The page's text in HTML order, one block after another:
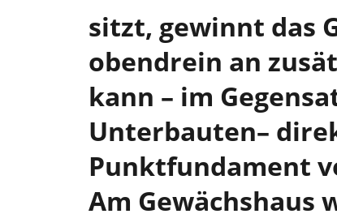
sitzt, gewinnt das
obendrein an
kann – im
Unterbauten–
Punktfundament
Am Gewächshaus